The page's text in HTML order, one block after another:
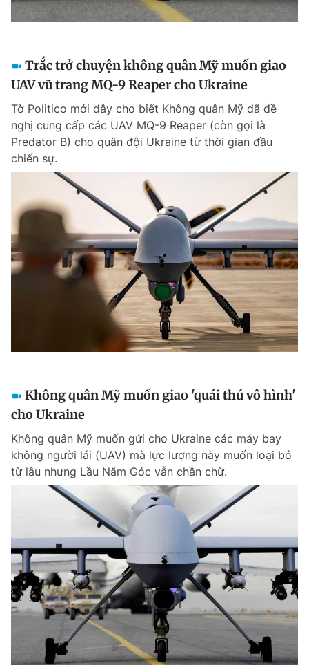
Trắc trở chuyện không quân Mỹ muốn giao
UAV vũ trang MQ-9 Reaper cho Ukraine
Tờ Politico mới đây cho biết Không quân Mỹ đã đề
nghị cung cấp các UAV MQ-9 Reaper (còn gọi là
Predator B) cho quân đội Ukraine từ thời gian đầu
chiến sự.
Không quân Mỹ muốn giao 'quái thú vô hình'
cho Ukraine
Không quân Mỹ muốn gửi cho Ukraine các máy bay
không người lái (UAV) mà lực lượng này muốn loại bỏ
từ lâu nhưng Lầu Năm Góc vẫn chần chừ.